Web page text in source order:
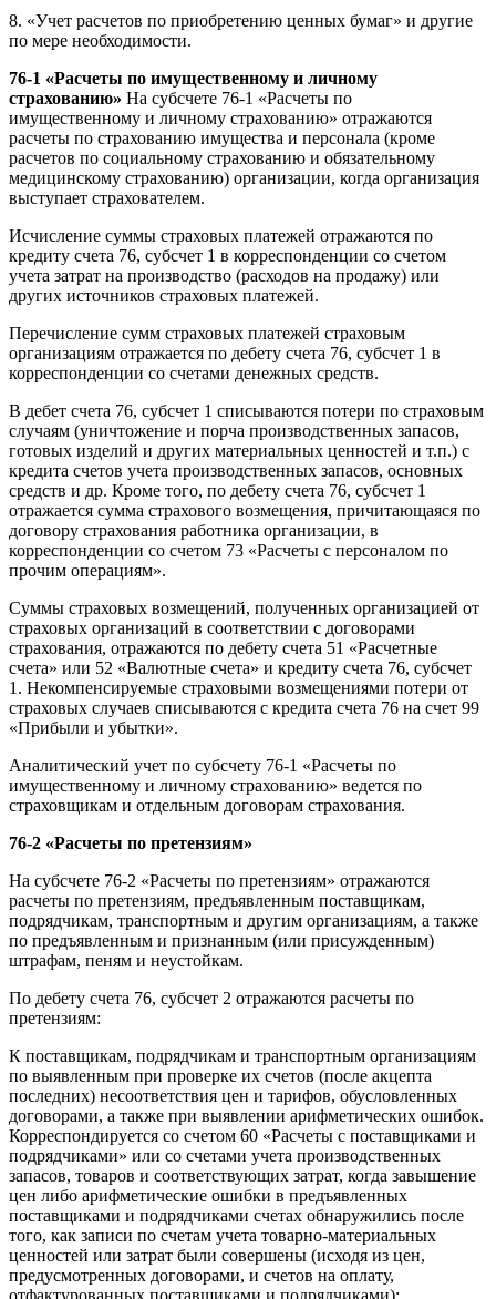
8. «Учет расчетов по приобретению ценных бумаг» и другие
по мере необходимости.
76-1 «Расчеты по имущественному и личному
страхованию» На субсчете 76-1 «Расчеты по
имущественному и личному страхованию» отражаются
расчеты по страхованию имущества и персонала (кроме
расчетов по социальному страхованию и обязательному
медицинскому страхованию) организации, когда организация
выступает страхователем.
Исчисление суммы страховых платежей отражаются по
кредиту счета 76, субсчет 1 в корреспонденции со счетом
учета затрат на производство (расходов на продажу) или
других источников страховых платежей.
Перечисление сумм страховых платежей страховым
организациям отражается по дебету счета 76, субсчет 1 в
корреспонденции со счетами денежных средств.
В дебет счета 76, субсчет 1 списываются потери по страховым
случаям (уничтожение и порча производственных запасов,
готовых изделий и других материальных ценностей и т.п.) с
кредита счетов учета производственных запасов, основных
средств и др. Кроме того, по дебету счета 76, субсчет 1
отражается сумма страхового возмещения, причитающаяся по
договору страхования работника организации, в
корреспонденции со счетом 73 «Расчеты с персоналом по
прочим операциям».
Суммы страховых возмещений, полученных организацией от
страховых организаций в соответствии с договорами
страхования, отражаются по дебету счета 51 «Расчетные
счета» или 52 «Валютные счета» и кредиту счета 76, субсчет
1. Некомпенсируемые страховыми возмещениями потери от
страховых случаев списываются с кредита счета 76 на счет 99
«Прибыли и убытки».
Аналитический учет по субсчету 76-1 «Расчеты по
имущественному и личному страхованию» ведется по
страховщикам и отдельным договорам страхования.
76-2 «Расчеты по претензиям»
На субсчете 76-2 «Расчеты по претензиям» отражаются
расчеты по претензиям, предъявленным поставщикам,
подрядчикам, транспортным и другим организациям, а также
по предъявленным и признанным (или присужденным)
штрафам, пеням и неустойкам.
По дебету счета 76, субсчет 2 отражаются расчеты по
претензиям:
К поставщикам, подрядчикам и транспортным организациям
по выявленным при проверке их счетов (после акцепта
последних) несоответствия цен и тарифов, обусловленных
договорами, а также при выявлении арифметических ошибок.
Корреспондируется со счетом 60 «Расчеты с поставщиками и
подрядчиками» или со счетами учета производственных
запасов, товаров и соответствующих затрат, когда завышение
цен либо арифметические ошибки в предъявленных
поставщиками и подрядчиками счетах обнаружились после
того, как записи по счетам учета товарно-материальных
ценностей или затрат были совершены (исходя из цен,
предусмотренных договорами, и счетов на оплату,
отфактурованных поставщиками и подрядчиками);